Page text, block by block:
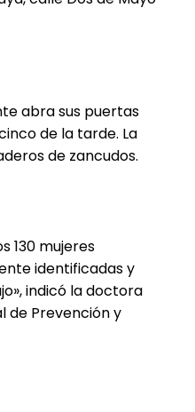
abra sus puertas
de la tarde. La
de zancudos.
130 mujeres
identificadas y
indicó la doctora
de Prevención y